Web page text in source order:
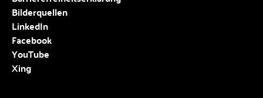
Bilderquellen
LinkedIn
Facebook
YouTube
Xing